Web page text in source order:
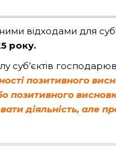
відходами для
року.
позитивного
позитивного
діяльність, але